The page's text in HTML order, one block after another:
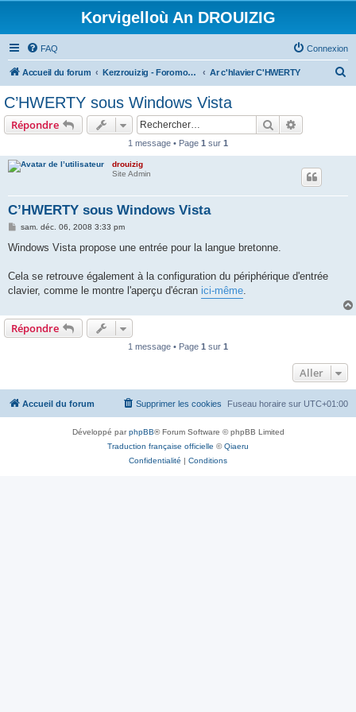
Korvigelloù An DROUIZIG
FAQ Connexion
Accueil du forum Kerzrouizig - Foromoù An Drouizig Ar c'hlavier C'HWERTY
C’HWERTY sous Windows Vista
Répondre Rechercher
1 message • Page 1 sur 1
drouizig
Site Admin
C’HWERTY sous Windows Vista
M
s
g
sam. déc. 06, 2008 3:33 pm
Windows Vista propose une entrée pour la langue bretonne.
Cela se retrouve également à la configuration du périphérique d'entrée
clavier, comme le montre l'aperçu d'écran ici-même.
Répondre
1 message • Page 1 sur 1
Aller
Accueil du forum Fuseau horaire sur UTC+01:00
Supprimer les cookies
Développé parphpBB® Forum Software © phpBB Limited
Traduction française officielle ©Qiaeru
Confidentialité | Conditions